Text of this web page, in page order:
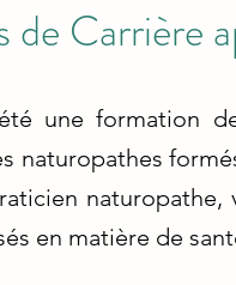
de Carrière
une formation
naturopathes
en matière de